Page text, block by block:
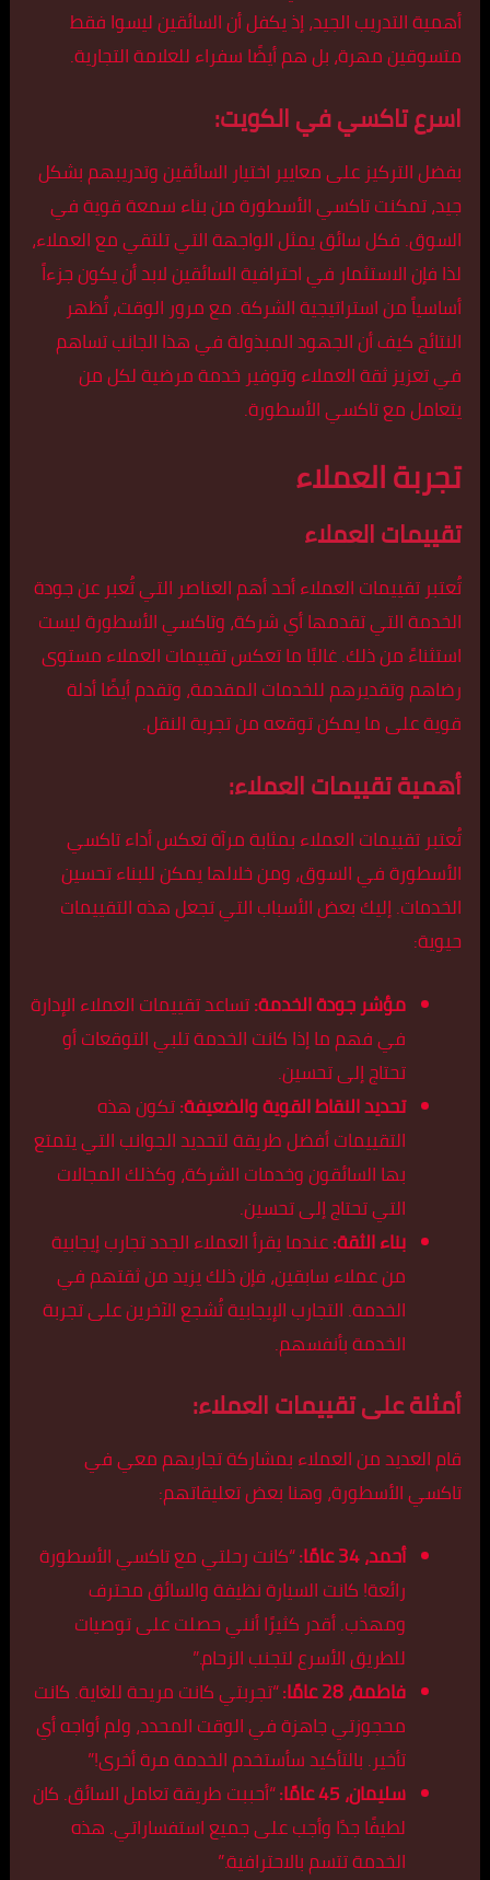
أهمية التدريب الجيد، إذ يكفل أن السائقين ليسوا فقط
متسوقين مهرة، بل هم أيضًا سفراء للعلامة التجارية.
اسرع تاكسي في الكويت:
بفضل التركيز على معايير اختيار السائقين وتدريبهم بشكل
جيد، تمكنت تاكسي الأسطورة من بناء سمعة قوية في
السوق. فكل سائق يمثل الواجهة التي تلتقي مع العملاء،
لذا فإن الاستثمار في احترافية السائقين لابد أن يكون جزءاً
أساسياً من استراتيجية الشركة. مع مرور الوقت، تُظهر
النتائج كيف أن الجهود المبذولة في هذا الجانب تساهم
في تعزيز ثقة العملاء وتوفير خدمة مرضية لكل من
يتعامل مع تاكسي الأسطورة.
تجربة العملاء
تقييمات العملاء
تُعتبر تقييمات العملاء أحد أهم العناصر التي تُعبر عن جودة
الخدمة التي تقدمها أي شركة، وتاكسي الأسطورة ليست
استثناءً من ذلك. غالبًا ما تعكس تقييمات العملاء مستوى
رضاهم وتقديرهم للخدمات المقدمة، وتقدم أيضًا أدلة
قوية على ما يمكن توقعه من تجربة النقل.
أهمية تقييمات العملاء:
تُعتبر تقييمات العملاء بمثابة مرآة تعكس أداء تاكسي
الأسطورة في السوق، ومن خلالها يمكن للبناء تحسين
الخدمات. إليك بعض الأسباب التي تجعل هذه التقييمات
حيوية:
مؤشر جودة الخدمة:تساعد تقييمات العملاء الإدارة
في فهم ما إذا كانت الخدمة تلبي التوقعات أو
تحتاج إلى تحسين.
تحديد النقاط القوية والضعيفة:تكون هذه
التقييمات أفضل طريقة لتحديد الجوانب التي يتمتع
بها السائقون وخدمات الشركة، وكذلك المجالات
التي تحتاج إلى تحسين.
بناء الثقة:عندما يقرأ العملاء الجدد تجارب إيجابية
من عملاء سابقين، فإن ذلك يزيد من ثقتهم في
الخدمة. التجارب الإيجابية تُشجع الآخرين على تجربة
الخدمة بأنفسهم.
أمثلة على تقييمات العملاء:
قام العديد من العملاء بمشاركة تجاربهم معي في
تاكسي الأسطورة، وهنا بعض تعليقاتهم:
أحمد، 34 عامًا:
“كانت رحلتي مع تاكسي الأسطورة
رائعة! كانت السيارة نظيفة والسائق محترف
ومهذب. أقدر كثيرًا أنني حصلت على توصيات
للطريق الأسرع لتجنب الزحام.”
فاطمة، 28 عامًا:
“تجربتي كانت مريحة للغاية. كانت
محجوزتي جاهزة في الوقت المحدد، ولم أواجه أي
تأخير. بالتأكيد سأستخدم الخدمة مرة أخرى!”
سليمان، 45 عامًا:
“أحببت طريقة تعامل السائق. كان
لطيفًا جدًا وأجب على جميع استفساراتي. هذه
الخدمة تتسم بالاحترافية.”